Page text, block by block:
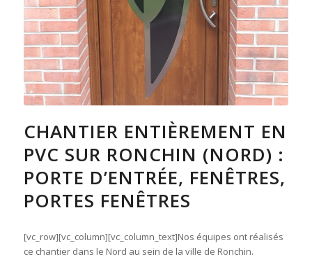
CHANTIER ENTIÈREMENT EN
PVC SUR RONCHIN (NORD) :
PORTE D’ENTRÉE, FENÊTRES,
PORTES FENÊTRES
[vc_row][vc_column][vc_column_text]Nos équipes ont réalisés
ce chantier dans le Nord au sein de la ville de Ronchin.